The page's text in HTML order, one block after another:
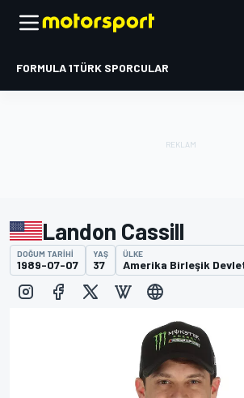
FORMULA 1TÜRK SPORCULAR
Landon Cassill
DOĞUM TARIHI
1989-07-07
YAŞ
37
ÜLKE
Amerika Birleşik